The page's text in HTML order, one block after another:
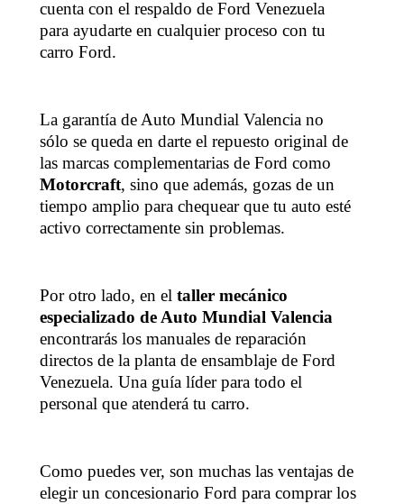
cuenta con el respaldo de Ford Venezuela
para ayudarte en cualquier proceso con tu
carro Ford.
La garantía de Auto Mundial Valencia no
sólo se queda en darte el repuesto original de
las marcas complementarias de Ford como
Motorcraft, sino que además, gozas de un
tiempo amplio para chequear que tu auto esté
activo correctamente sin problemas.
Por otro lado, en el taller mecánico
especializado de Auto Mundial Valencia
encontrarás los manuales de reparación
directos de la planta de ensamblaje de Ford
Venezuela. Una guía líder para todo el
personal que atenderá tu carro.
Como puedes ver, son muchas las ventajas de
elegir un concesionario Ford para comprar los